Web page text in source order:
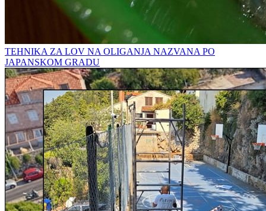
TEHNIKA ZA LOV NA OLIGANJA NAZVANA PO
JAPANSKOM GRADU